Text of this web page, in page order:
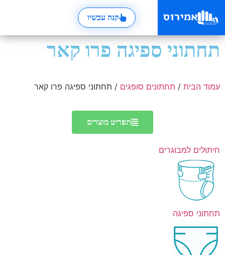
קנה עכשיו
תחתוני ספיגה פרו קאר
עמוד הבית / תחתונים סופגים / תחתוני ספיגה פרו קאר
תפריט מוצרים
חיתולים למבוגרים
תחתוני ספיגה